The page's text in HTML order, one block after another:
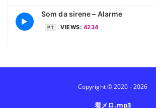
▶
Som da sirene – Alarme
PT VIEWS: 4234
Copyright © 2020 - 2026
着メロ.mp3